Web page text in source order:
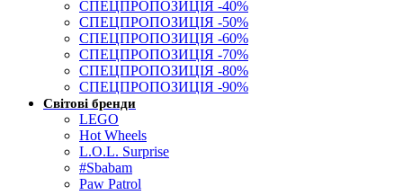
СПЕЦПРОПОЗИЦІЯ -40%
СПЕЦПРОПОЗИЦІЯ -50%
СПЕЦПРОПОЗИЦІЯ -60%
СПЕЦПРОПОЗИЦІЯ -70%
СПЕЦПРОПОЗИЦІЯ -80%
СПЕЦПРОПОЗИЦІЯ -90%
Світові бренди
LEGO
Hot Wheels
L.O.L. Surprise
#Sbabam
Paw Patrol